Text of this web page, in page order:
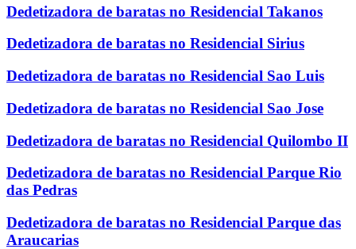
Dedetizadora de baratas no Residencial Takanos
Dedetizadora de baratas no Residencial Sirius
Dedetizadora de baratas no Residencial Sao Luis
Dedetizadora de baratas no Residencial Sao Jose
Dedetizadora de baratas no Residencial Quilombo II
Dedetizadora de baratas no Residencial Parque Rio
das Pedras
Dedetizadora de baratas no Residencial Parque das
Araucarias